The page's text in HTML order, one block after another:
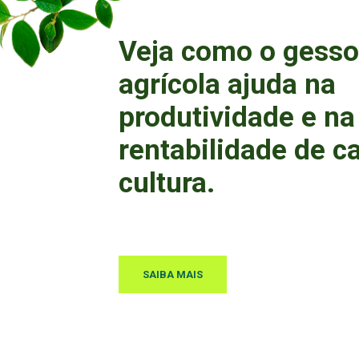
Veja como o gesso
agrícola ajuda na
produtividade e na
rentabilidade de
cultura.
SAIBA MAIS